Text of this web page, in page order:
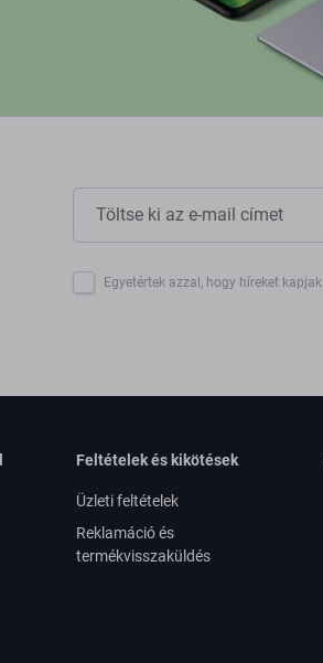
Egyetértek azzal, hogy híreket kapjak
Feltételek és kikötések
Üzleti feltételek
Reklamáció és
termékvisszaküldés